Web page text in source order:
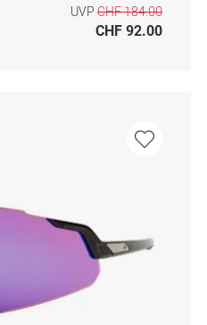
UVP CHF 184.00
CHF 92.00